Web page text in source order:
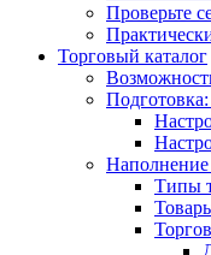
Проверьте
Торговый каталог
Наполнение
Типы